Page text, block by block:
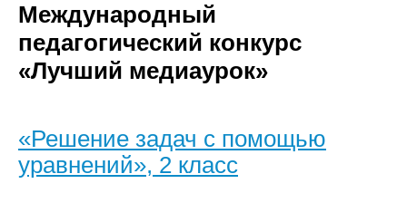
Международный
педагогический конкурс
«Лучший медиаурок»
«Решение задач с помощью
уравнений», 2 класс